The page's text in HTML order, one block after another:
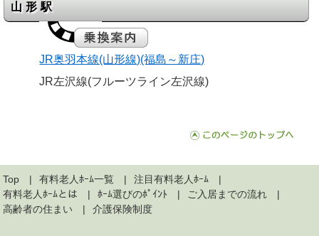
山形駅
JR奥羽本線(山形線)(福島～新庄)
JR左沢線(フルーツライン左沢線)
Top 有料老人ﾎｰﾑ一覧
注目有料老人ﾎｰﾑ
有料老人ﾎｰﾑとは
ﾎｰﾑ選びのﾎﾟｲﾝﾄ
ご入居までの流れ
高齢者の住まい
介護保険制度